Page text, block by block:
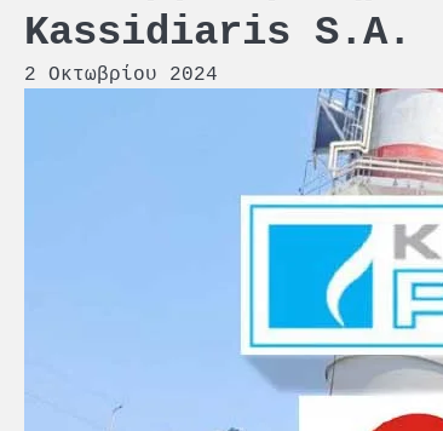
Kassidiaris S.A.
2 Οκτωβρίου 2024